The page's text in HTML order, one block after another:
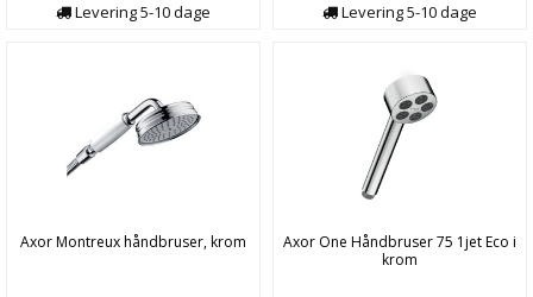
Levering5-10dage
Levering5-10dage
Axor Montreux håndbruser, krom
Axor One Håndbruser 75 1jet Eco i
krom